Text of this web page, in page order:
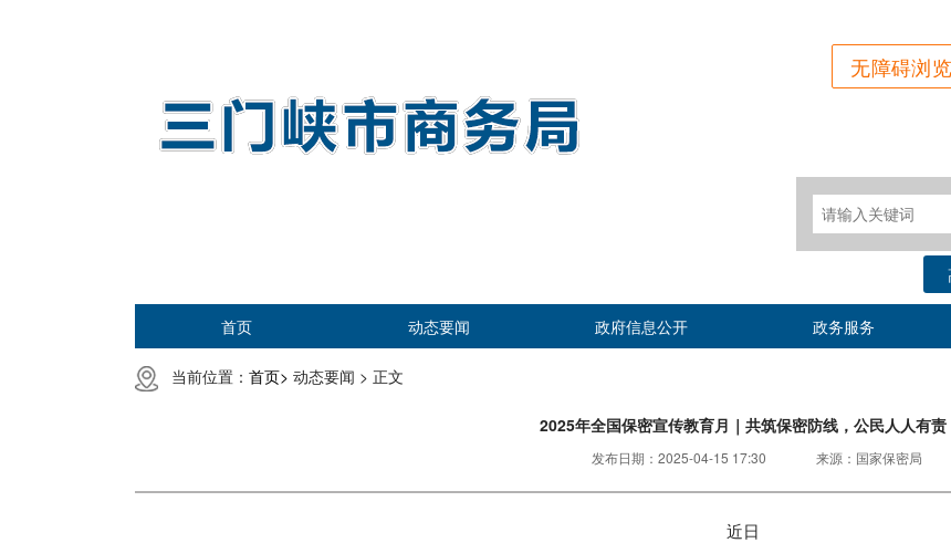
无障碍浏览
首页 动态要闻 政府信息公开 政务服务
当前位置： 首页> 动态要闻 > 正文
2025年全国保密宣传教育月｜共筑保密防线，公民人人有责
发布日期： 2025-04-15 17:30 来源： 国家保密局
近日